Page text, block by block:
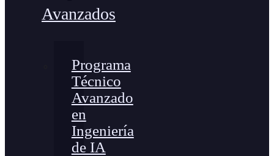
Avanzados
Programa
Técnico
Avanzado
en
Ingeniería
de IA